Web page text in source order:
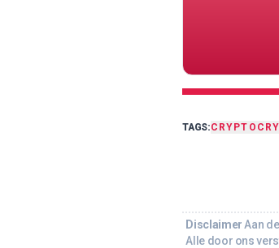
TAGS:CRYPTO
Disclaimer Aan
Alle door ons